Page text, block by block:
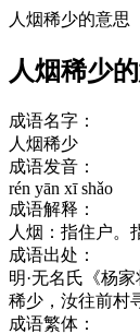
人烟稀少的意思
人烟稀少
成语名字：
人烟稀少
成语发音：
rén yān xī shǎo
成语解释：
人烟：指住户。
成语出处：
明·无名氏《杨
稀少，汝往前村
成语繁体：